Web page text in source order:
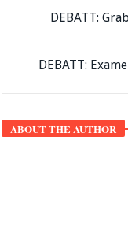
DEBATT:
DEBATT:
ABOUT THE AUTHOR